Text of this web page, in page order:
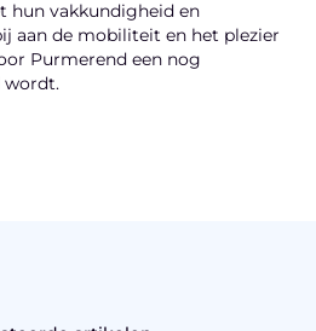
hun vakkundigheid en
aan de mobiliteit en het plezier
Purmerend een nog
wordt.